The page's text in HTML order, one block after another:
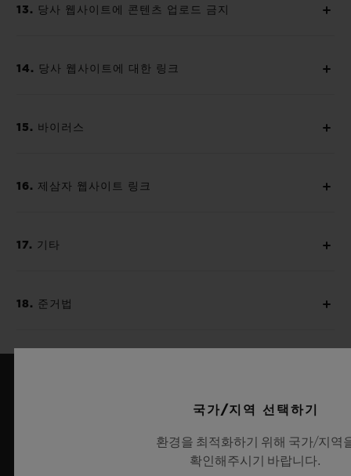
13. 당사 웹사이트에 콘텐츠 업로드 금지
14. 당사 웹사이트에 대한 링크
15. 바이러스
16. 제삼자 웹사이트 링크
17. 기타
18. 준거법
국가/지역 선택하기
환경을 최적화하기 위해 국가/지역
확인해주시기 바랍니다.